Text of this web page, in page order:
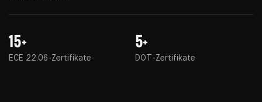
15+
ECE 22.06-Zertifikate
5+
DOT-Zertifikate